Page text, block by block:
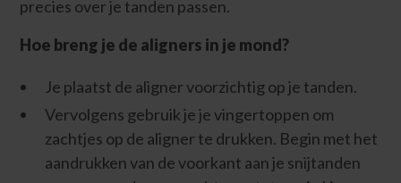
precies over je tanden passen.
Hoe breng je de aligners in je mond?
Je plaatst de aligner voorzichtig op je tanden.
Vervolgens gebruik je je vingertoppen om
zachtjes op de aligner te drukken. Begin met het
aandrukken van de voorkant aan je snijtanden